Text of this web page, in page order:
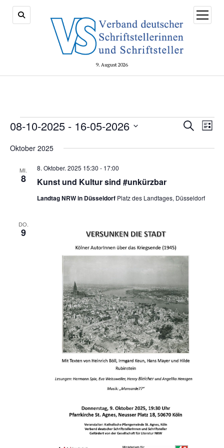
9. August 2026
Menü
öffnen
Veranstaltungen
und
SucheListe
08-10-2025 - 16-05-2026
wählen.
Oktober 2025
MI.
8 Kunst und Kultur sind #unkürzbar
8. Oktober. 2025 15:30 - 17:00
Landtag NRW in Düsseldorf Platz des Landtages, Düsseldorf
DO.
9